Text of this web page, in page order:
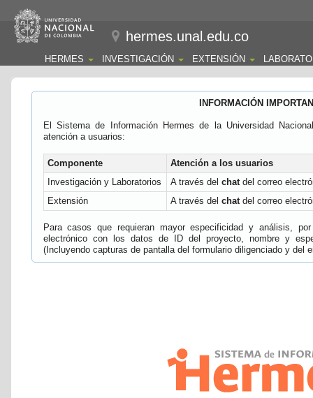
hermes.unal.edu.co
HERMES INVESTIGACIÓN EXTENSIÓN
INFORMACIÓN
El Sistema de Información Hermes de la Universidad
atención a usuarios:
Componente
Atención a los usuarios
Investigación y Laboratorios
A través del chatdel correo
Extensión
A través del chatdel correo
Para casos que requieran mayor especificidad y análisis,
electrónico con los datos de ID del proyecto, nombre y
(Incluyendo capturas de pantalla del formulario diligenciado y del